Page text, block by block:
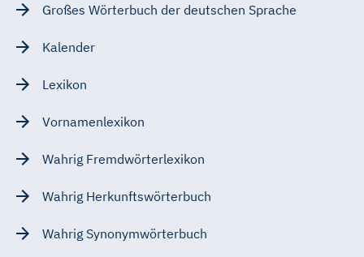
Großes Wörterbuch der deutschen Sprache
Kalender
Lexikon
Vornamenlexikon
Wahrig Fremdwörterlexikon
Wahrig Herkunftswörterbuch
Wahrig Synonymwörterbuch